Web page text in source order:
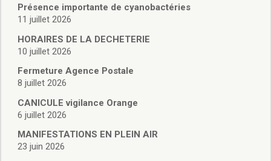
Cadastre
Plan Local d’Urbanisme intercommunal
Actes d’état civil
Budgets
Budget de Fonctionnement
Budget d’Investissement
Règlement du conseil municipal
Délibérations 2025
Délibérations 2024
Présence importante de cyanobactéries
11 juillet 2026
HORAIRES DE LA DECHETERIE
10 juillet 2026
Fermeture Agence Postale
8 juillet 2026
CANICULE vigilance Orange
6 juillet 2026
MANIFESTATIONS EN PLEIN AIR
23 juin 2026